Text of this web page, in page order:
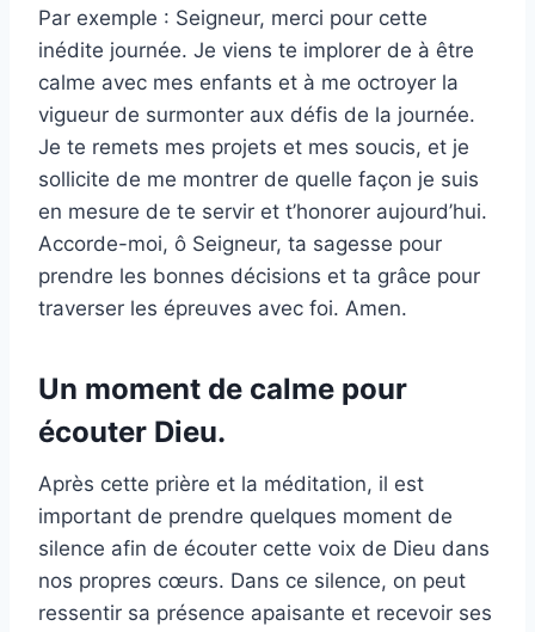
Par exemple : Seigneur, merci pour cette
inédite journée. Je viens te implorer de à être
calme avec mes enfants et à me octroyer la
vigueur de surmonter aux défis de la journée.
Je te remets mes projets et mes soucis, et je
sollicite de me montrer de quelle façon je suis
en mesure de te servir et t’honorer aujourd’hui.
Accorde-moi, ô Seigneur, ta sagesse pour
prendre les bonnes décisions et ta grâce pour
traverser les épreuves avec foi. Amen.
Un moment de calme pour
écouter Dieu.
Après cette prière et la méditation, il est
important de prendre quelques moment de
silence afin de écouter cette voix de Dieu dans
nos propres cœurs. Dans ce silence, on peut
ressentir sa présence apaisante et recevoir ses